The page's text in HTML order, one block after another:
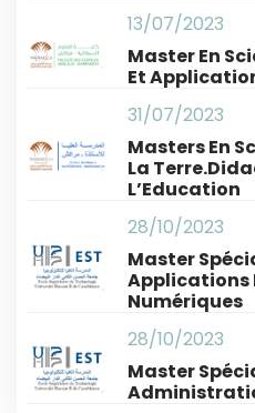
13/07/2023
Master En
Et
31/07/2023
Masters En
La
L’Education
28/10/2023
Master
Applications
Numériques
28/10/2023
Master